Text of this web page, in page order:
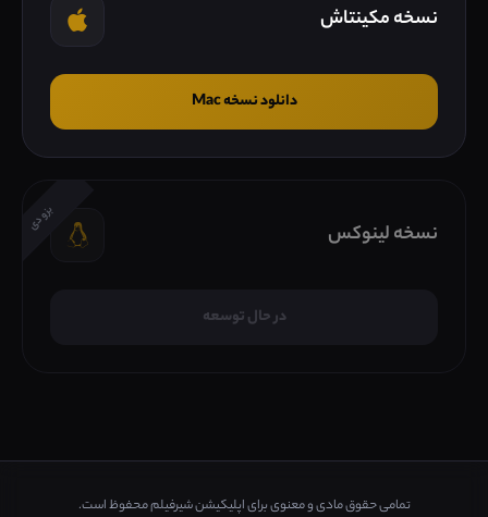
نسخه مکینتاش
دانلود نسخه Mac
بزودی
نسخه لینوکس
در حال توسعه
تمامی حقوق مادی و معنوی برای اپلیکیشن شیرفیلم محفوظ است.